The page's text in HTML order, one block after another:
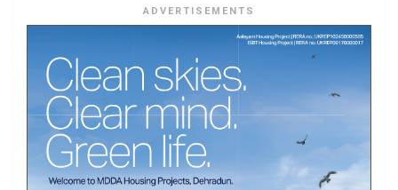
ADVERTISEMENTS